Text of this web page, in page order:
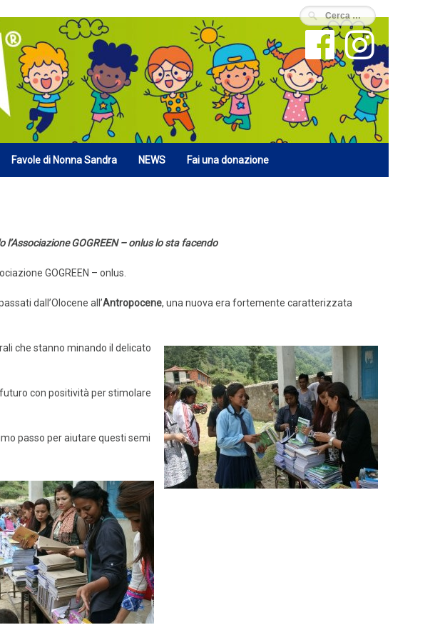
Favole di Nonna Sandra NEWS Fai una donazione
GOGREEN – onlus lo sta facendo
GOGREEN – onlus.
dall’Olocene all’Antropocene, una nuova era fortemente caratterizzata
che stanno minando il delicato
con positività per stimolare
passo per aiutare questi semi